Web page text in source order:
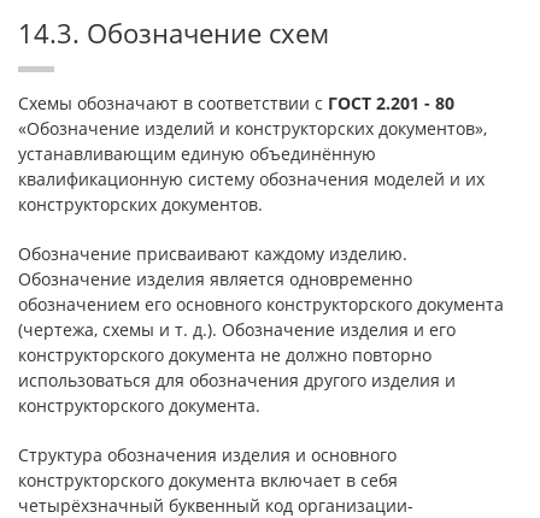
14.3. Обозначение схем
Схемы обозначают в соответствии с ГОСТ 2.201 - 80
«Обозначение изделий и конструкторских документов»,
устанавливающим единую объединённую
квалификационную систему обозначения моделей и их
конструкторских документов.
Обозначение присваивают каждому изделию.
Обозначение изделия является одновременно
обозначением его основного конструкторского документа
(чертежа, схемы и т. д.). Обозначение изделия и его
конструкторского документа не должно повторно
использоваться для обозначения другого изделия и
конструкторского документа.
Структура обозначения изделия и основного
конструкторского документа включает в себя
четырёхзначный буквенный код организации-